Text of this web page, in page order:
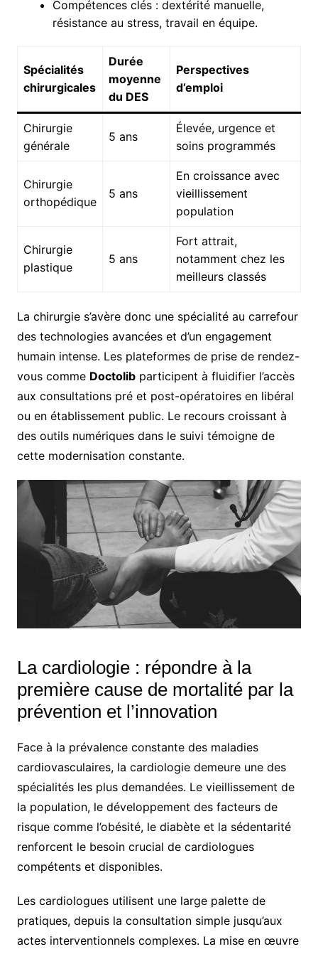
Compétences clés : dextérité manuelle,
résistance au stress, travail en équipe.
Spécialités
chirurgicales
Durée
moyenne
du DES
Perspectives
d’emploi
Chirurgie
générale
5 ans
Élevée, urgence et
soins programmés
Chirurgie
orthopédique
5 ans
En croissance avec
vieillissement
population
Chirurgie
plastique
5 ans
Fort attrait,
notamment chez les
meilleurs classés
La chirurgie s’avère donc une spécialité au carrefour
des technologies avancées et d’un engagement
humain intense. Les plateformes de prise de rendez-
vous comme Doctolibparticipent à fluidifier l’accès
aux consultations pré et post-opératoires en libéral
ou en établissement public. Le recours croissant à
des outils numériques dans le suivi témoigne de
cette modernisation constante.
La cardiologie : répondre à la
première cause de mortalité par la
prévention et l’innovation
Face à la prévalence constante des maladies
cardiovasculaires, la cardiologie demeure une des
spécialités les plus demandées. Le vieillissement de
la population, le développement des facteurs de
risque comme l’obésité, le diabète et la sédentarité
renforcent le besoin crucial de cardiologues
compétents et disponibles.
Les cardiologues utilisent une large palette de
pratiques, depuis la consultation simple jusqu’aux
actes interventionnels complexes. La mise en œuvre